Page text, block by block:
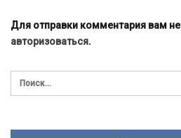
Для отправки комментария вам
авторизоваться.